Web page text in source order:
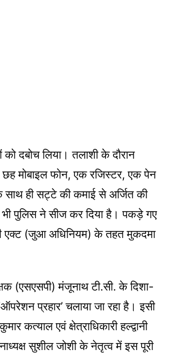
दबोच लिया। तलाशी के दौरान
छह मोबाइल फोन, एक रजिस्टर, एक पेन
ही सट्टे की कमाई से अर्जित की
पुलिस ने सीज कर दिया है। पकड़े गए
एक्ट (जुआ अधिनियम) के तहत मुकदमा
(एसएसपी) मंजूनाथ टी.सी. के दिशा-
प्रहार’ चलाया जा रहा है। इसी
कत्याल एवं क्षेत्राधिकारी हल्द्वानी
सुशील जोशी के नेतृत्व में इस पूरी